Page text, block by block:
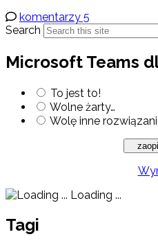
komentarzy 5
Search
Microsoft Teams
To jest to!
Wolne żarty…
Wolę inne
Loading ...
Tagi